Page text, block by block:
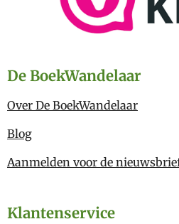
De BoekWandelaar
Over De BoekWandelaar
Blog
Aanmelden voor de
Klantenservice